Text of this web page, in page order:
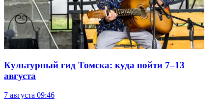
Культурный гид Томска: куда пойти 7–13
августа
7 августа 09:46